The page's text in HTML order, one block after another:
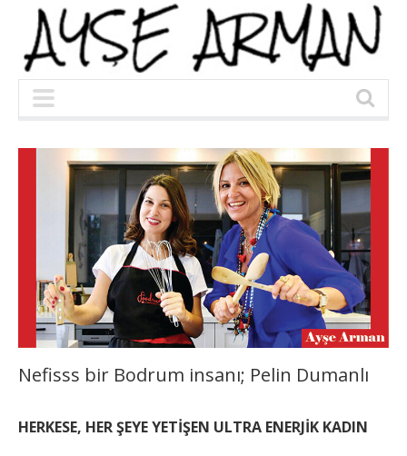
Nefisss bir Bodrum insanı; Pelin Dumanlı
HERKESE, HER ŞEYE YETİŞEN ULTRA ENERJİK KADIN